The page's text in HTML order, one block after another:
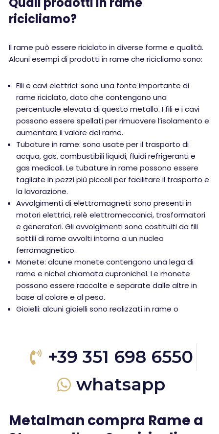
ricicliamo?
Il rame può essere riciclato in diverse forme e qualità.
Alcuni esempi di prodotti in rame che ricicliamo sono:
Fili e cavi elettrici: sono una fonte importante di
rame riciclato, dato che contengono una
percentuale elevata di questo metallo. I fili e i cavi
possono essere spellati per rimuovere l’isolamento e
aumentare il valore del rame.
Tubature in rame: sono usate per il trasporto di
acqua, gas, combustibili liquidi, fluidi refrigeranti e
gas medicali. Le tubature in rame possono essere
tagliate in pezzi più piccoli per facilitare il trasporto e
la lavorazione.
Avvolgimenti di elettromagneti: sono presenti in
motori elettrici, relè elettromeccanici, trasformatori
e generatori. Gli avvolgimenti sono costituiti da fili
sottili di rame avvolti intorno a un nucleo
ferromagnetico.
Monete: alcune monete contengono una lega di
rame e nichel chiamata cupronichel. Le monete
possono essere raccolte e separate dalle altre in
base al colore e al peso.
Gioielli: alcuni gioielli sono realizzati in rame o
+39 351 698 6550
whatsapp
Metalman compra Rame a